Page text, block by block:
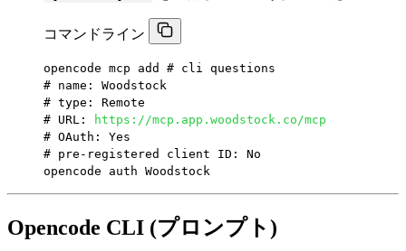
コマンドライン
opencode mcp add # cli questions
# name: Woodstock
# type: Remote
# URL:
https://mcp.app.woodstock.co/mcp
# OAuth: Yes
# pre-registered client ID: No
opencode auth Woodstock
Opencode CLI (プロンプト)